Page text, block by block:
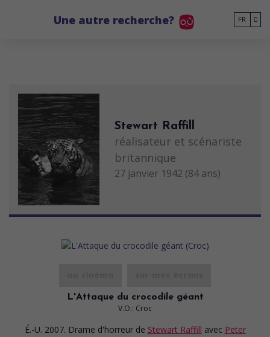
Une autre recherche? FR
Stewart Raffill
réalisateur et scénariste
britannique
27 janvier 1942 (84 ans)
L'Attaque du crocodile géant
V.O.: Croc
É.-U. 2007. Drame d'horreur de Stewart Raffill avec Peter